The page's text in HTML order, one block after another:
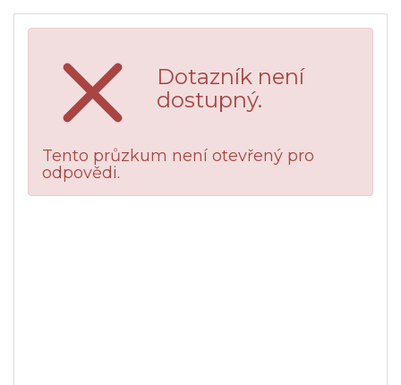
Dotazník není
dostupný.
Tento průzkum není otevřený pro
odpovědi.